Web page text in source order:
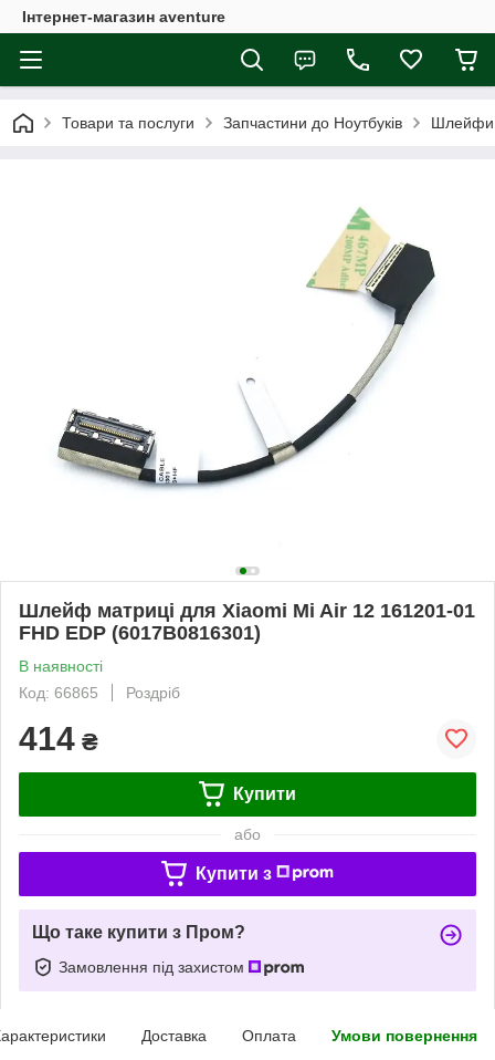
Інтернет-магазин aventure
Товари та послуги Запчастини до Ноутбуків Шлейфи
Шлейф матриці для Xiaomi Mi Air 12 161201-01
FHD EDP (6017B0816301)
В наявності
Код: 66865
Роздріб
414 ₴
Купити
або
Купити з
Що таке купити з Пром?
Замовлення під захистом
Доставка Оплата Умови повернення